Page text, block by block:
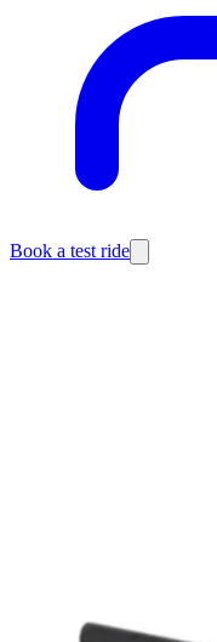
Book a test ride